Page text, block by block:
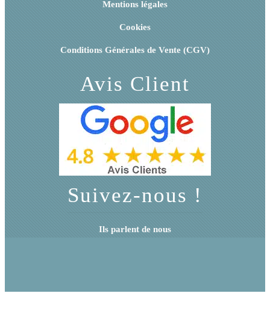
Mentions légales
Cookies
Conditions Générales de Vente (CGV)
Avis Client
Suivez-nous !
Ils parlent de nous